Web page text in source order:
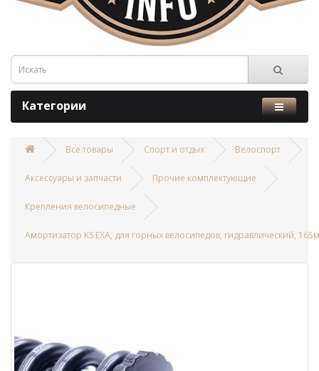
Категории
Все товары Спорт и отдых Велоспорт
Аксессуары и запчасти Прочие комплектующие
Крепления велосипедные
Амортизатор KS EXA, для горных велосипедов, гидравлический,